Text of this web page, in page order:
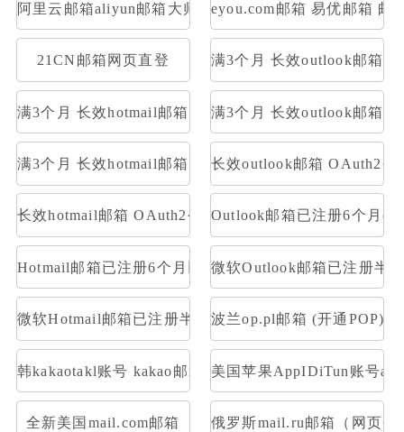
阿里云邮箱aliyun邮箱大师登录eyou.com邮箱 易优邮箱 邮
21CN邮箱网页直登 满3个月 长效outlook邮箱
满3个月 长效hotmail邮箱 网页号 账号格式英文人名数字
满3个月 长效outlook邮箱
满3个月 长效hotmail邮箱 OAuth2令牌号 支持imap
长效outlook邮箱 OAuth2令
长效hotmail邮箱 OAuth2令牌号 支持imap pop 量大优惠
Outlook邮箱已注册6个月(
Hotmail邮箱已注册6个月以上(带令牌号)【去令牌工具
微软Outlook邮箱已注册半
微软Hotmail邮箱已注册半年以上(带令牌号)【去令牌工
波兰op.pl邮箱 (开通POP)
韩kakaotakl账号 kakao邮箱名----duam邮箱名----登录
美国苹果AppIDiTun账号
全新美国mail.com邮箱 俄罗斯mail.ru邮箱（网页登